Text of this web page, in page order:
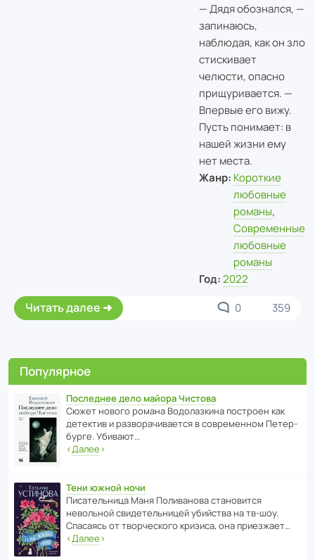
— Дядя обознался, —
запинаюсь,
наблюдая, как он зло
стискивает
челюсти, опасно
прищуривается. —
Впервые его вижу.
Пусть понимает: в
нашей жизни ему
нет места.
Жанр: Короткие
любовные
романы,
Современные
любовные
романы
Год: 2022
Читать далее 0 359
Популярное
Последнее дело майора Чистова
Сюжет нового романа Водо­ла­з­кина пост­роен как
дете­ктив и разво­ра­чи­ва­ется в совре­менном Пете­р­
бурге. Убивают…
‹Далее›
Тени южной ночи
Писа­тель­ница Маня Поли­ва­нова стано­вится
невольной свиде­тель­ницей убийства на тв-шоу.
Спасаясь от твор­че­с­кого кризиса, она приезжает…
‹Далее›